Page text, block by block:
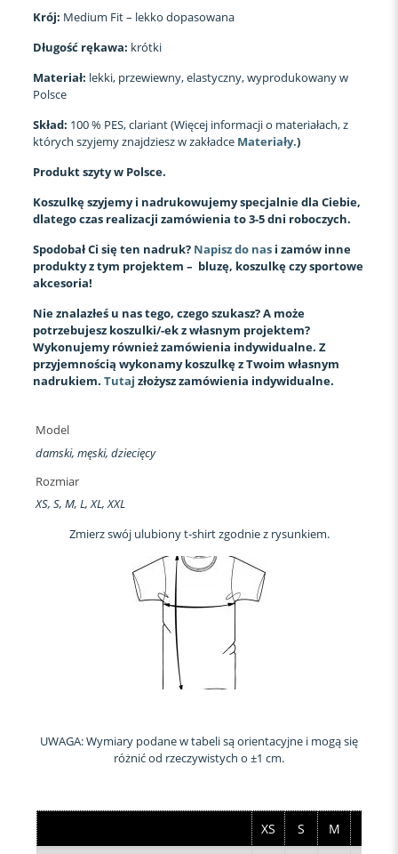
Krój: Medium Fit – lekko dopasowana
Długość rękawa: krótki
Materiał: lekki, przewiewny, elastyczny, wyprodukowany w
Polsce
Skład: 100 % PES, clariant (Więcej informacji o materiałach, z
których szyjemy znajdziesz w zakładce Materiały.)
Produkt szyty w Polsce.
Koszulkę szyjemy i nadrukowujemy specjalnie dla Ciebie,
dlatego czas realizacji zamówienia to 3-5 dni roboczych.
Spodobał Ci się ten nadruk? Napisz do nas i zamów inne
produkty z tym projektem – bluzę, koszulkę czy sportowe
akcesoria!
Nie znalazłeś u nas tego, czego szukasz? A może
potrzebujesz koszulki/-ek z własnym projektem?
Wykonujemy również zamówienia indywidualne. Z
przyjemnością wykonamy koszulkę z Twoim własnym
nadrukiem. Tutaj złożysz zamówienia indywidualne.
Model
damski, męski, dziecięcy
Rozmiar
XS, S, M, L, XL, XXL
Zmierz swój ulubiony t-shirt zgodnie z rysunkiem.
UWAGA: Wymiary podane w tabeli są orientacyjne i mogą się
różnić od rzeczywistych o ±1 cm.
XS S M